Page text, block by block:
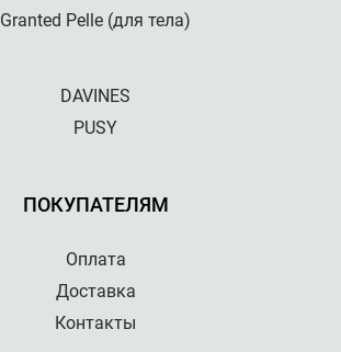
Granted Pelle (для тела)
DAVINES
PUSY
ПОКУПАТЕЛЯМ
Оплата
Доставка
Контакты